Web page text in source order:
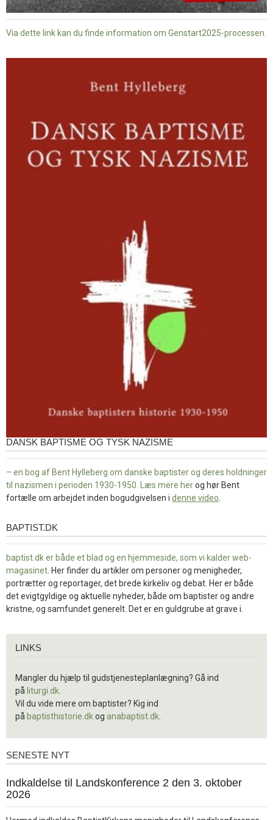
Via dette link kan du finde information om Genstart2025-processen.
DANSK BAPTISME OG TYSK NAZISME
– en bog af Bent Hylleberg om danske baptister og deres holdninger
til nazismen i perioden 1930-1950. Læs mere herog hør Bent
fortælle om arbejdet inden bogudgivelsen i denne video
baptist.dk
BAPTIST.DK
baptist.dk er både et blad og en hjemmeside, som vi kalder web-
magasinet . Her finder du artikler om personer og menigheder,
portrætter og reportager, det brede kirkeliv og debat. Her er både
det evigtgyldige og aktuelle nyheder, både om baptister og andre
kristne, og samfundet generelt. Det er en guldgrube at grave i.
LINKS
Mangler du hjælp til gudstjenesteplanlægning? Gå ind
på liturgi.dk
Vil du vide mere om baptister? Kig ind
på baptisthistorie.dkog anabaptist.dk
Seneste
SENESTE NYT
1.
jul.
Indkaldelse til Landskonference 2 den 3. oktober
2026